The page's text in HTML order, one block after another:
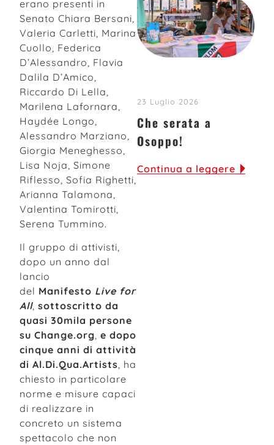
erano presenti in
Senato Chiara Bersani,
Valeria Carletti, Marina
Cuollo, Federica
D’Alessandro, Flavia
Dalila D’Amico,
Riccardo Di Lella,
Marilena Lafornara,
Haydée Longo,
Alessandro Marziano,
Giorgia Meneghesso,
Lisa Noja, Simone
Riflesso, Sofia Righetti,
Arianna Talamona,
Valentina Tomirotti,
Serena Tummino.
Il gruppo di attivisti,
dopo un anno dal
lancio
del Manifesto Live for
All, sottoscritto da
quasi 30mila persone
su Change.org, e dopo
cinque anni di attività
di Al.Di.Qua.Artists, ha
chiesto in particolare
norme e misure capaci
di realizzare in
concreto un sistema
spettacolo che non
23 Luglio 2026
Che serata a
Osoppo!
Continua a leggere